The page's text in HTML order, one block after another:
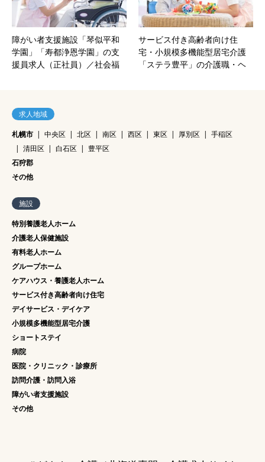
障がい者支援施設「琴似平和
学園」「寿都浄恩学園」の支
援員求人（正社員）／社会福
サービス付き高齢者向け住
宅・小規模多機能型居宅介護
「ステラ豊平」の介護職・ヘ
求人地域
札幌市
中央区 北区 南区 西区 東区 厚別区
手稲区
清田区
白石区
豊平区
石狩郡
その他
施設
特別養護老人ホーム
介護老人保健施設
有料老人ホーム
グループホーム
ケアハウス・養護老人ホーム
サービス付き高齢者向け住宅
デイサービス・デイケア
小規模多機能型居宅介護
ショートステイ
病院
医院・クリニック・診療所
訪問介護・訪問入浴
障がい者支援施設
その他